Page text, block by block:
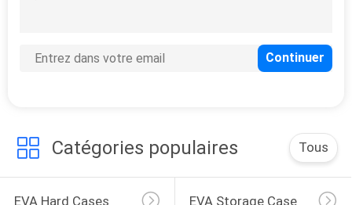
d'article de toilette
23
Catégories populaires Tous
EVA Hard Cases EVA Storage Case